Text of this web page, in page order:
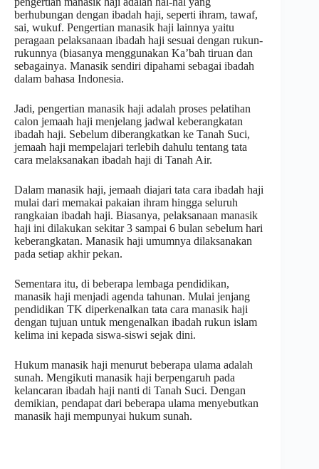
berhubungan dengan ibadah haji, seperti ihram, tawaf,
sai, wukuf. Pengertian manasik haji lainnya yaitu
peragaan pelaksanaan ibadah haji sesuai dengan rukun-
rukunnya (biasanya menggunakan Ka’bah tiruan dan
sebagainya. Manasik sendiri dipahami sebagai ibadah
dalam bahasa Indonesia.
Jadi, pengertian manasik haji adalah proses pelatihan
calon jemaah haji menjelang jadwal keberangkatan
ibadah haji. Sebelum diberangkatkan ke Tanah Suci,
jemaah haji mempelajari terlebih dahulu tentang tata
cara melaksanakan ibadah haji di Tanah Air.
Dalam manasik haji, jemaah diajari tata cara ibadah haji
mulai dari memakai pakaian ihram hingga seluruh
rangkaian ibadah haji. Biasanya, pelaksanaan manasik
haji ini dilakukan sekitar 3 sampai 6 bulan sebelum hari
keberangkatan. Manasik haji umumnya dilaksanakan
pada setiap akhir pekan.
Sementara itu, di beberapa lembaga pendidikan,
manasik haji menjadi agenda tahunan. Mulai jenjang
pendidikan TK diperkenalkan tata cara manasik haji
dengan tujuan untuk mengenalkan ibadah rukun islam
kelima ini kepada siswa-siswi sejak dini.
Hukum manasik haji menurut beberapa ulama adalah
sunah. Mengikuti manasik haji berpengaruh pada
kelancaran ibadah haji nanti di Tanah Suci. Dengan
demikian, pendapat dari beberapa ulama menyebutkan
manasik haji mempunyai hukum sunah.